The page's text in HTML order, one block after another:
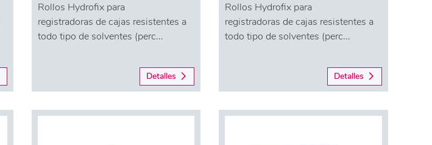
Rollos Hydrofix para
registradoras de cajas resistentes a
todo tipo de solventes (perc...
Detalles
Rollos Hydrofix para
registradoras de cajas resistentes a
todo tipo de solventes (perc...
Detalles